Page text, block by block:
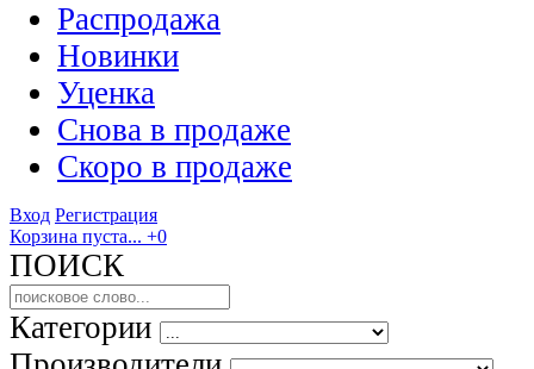
Распродажа
Новинки
Уценка
Снова в продаже
Скоро в продаже
Вход Регистрация
Корзина пуста... +0
ПОИСК
Категории